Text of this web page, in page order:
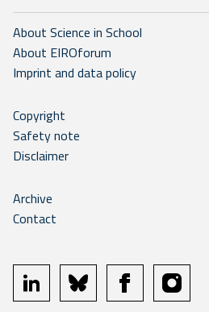
About Science in School
About EIROforum
Imprint and data policy
Copyright
Safety note
Disclaimer
Archive
Contact
linkedin bluesky facebookinstagram